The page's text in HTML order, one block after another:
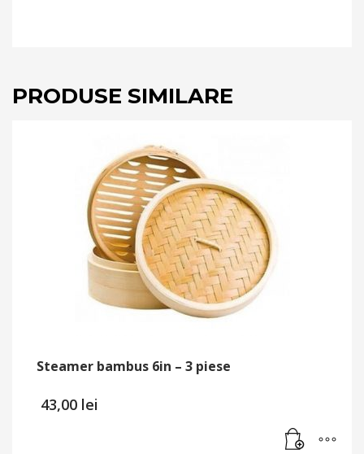
PRODUSE SIMILARE
Steamer bambus 6in – 3 piese
43,00 lei